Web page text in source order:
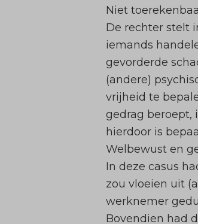
Niet
De rechter stelt
iemands
gevorderde
(andere)
vrijheid te
gedrag beroept,
hierdoor is
Welbewust en
In deze casus
zou vloeien uit
werknemer
Bovendien had